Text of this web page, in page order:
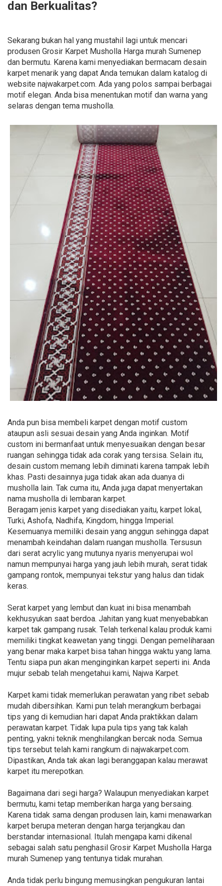
dan Berkualitas?
Sekarang bukan hal yang mustahil lagi untuk mencari
produsen Grosir Karpet Musholla Harga murah Sumenep
dan bermutu. Karena kami menyediakan bermacam desain
karpet menarik yang dapat Anda temukan dalam katalog di
website najwakarpet.com. Ada yang polos sampai berbagai
motif elegan. Anda bisa menentukan motif dan warna yang
selaras dengan tema musholla.
Anda pun bisa membeli karpet dengan motif custom
ataupun asli sesuai desain yang Anda inginkan. Motif
custom ini bermanfaat untuk menyesuaikan dengan besar
ruangan sehingga tidak ada corak yang tersisa. Selain itu,
desain custom memang lebih diminati karena tampak lebih
khas. Pasti desainnya juga tidak akan ada duanya di
musholla lain. Tak cuma itu, Anda juga dapat menyertakan
nama musholla di lembaran karpet.
Beragam jenis karpet yang disediakan yaitu, karpet lokal,
Turki, Ashofa, Nadhifa, Kingdom, hingga Imperial.
Kesemuanya memiliki desain yang anggun sehingga dapat
menambah keindahan dalam ruangan musholla. Tersusun
dari serat acrylic yang mutunya nyaris menyerupai wol
namun mempunyai harga yang jauh lebih murah, serat tidak
gampang rontok, mempunyai tekstur yang halus dan tidak
keras.
Serat karpet yang lembut dan kuat ini bisa menambah
kekhusyukan saat berdoa. Jahitan yang kuat menyebabkan
karpet tak gampang rusak. Telah terkenal kalau produk kami
memiliki tingkat keawetan yang tinggi. Dengan pemeliharaan
yang benar maka karpet bisa tahan hingga waktu yang lama.
Tentu siapa pun akan menginginkan karpet seperti ini. Anda
mujur sebab telah mengetahui kami, Najwa Karpet.
Karpet kami tidak memerlukan perawatan yang ribet sebab
mudah dibersihkan. Kami pun telah merangkum berbagai
tips yang di kemudian hari dapat Anda praktikkan dalam
perawatan karpet. Tidak lupa pula tips yang tak kalah
penting, yakni teknik menghilangkan bercak noda. Semua
tips tersebut telah kami rangkum di najwakarpet.com.
Dipastikan, Anda tak akan lagi beranggapan kalau merawat
karpet itu merepotkan.
Bagaimana dari segi harga? Walaupun menyediakan karpet
bermutu, kami tetap memberikan harga yang bersaing.
Karena tidak sama dengan produsen lain, kami menawarkan
karpet berupa meteran dengan harga terjangkau dan
berstandar internasional. Itulah mengapa kami dikenal
sebagai salah satu penghasil Grosir Karpet Musholla Harga
murah Sumenep yang tentunya tidak murahan.
Anda tidak perlu bingung memusingkan pengukuran lantai